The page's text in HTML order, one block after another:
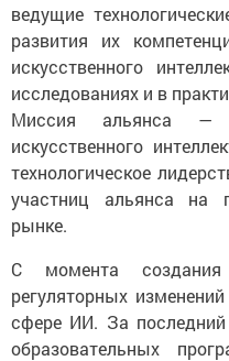
ведущие
развития их
искусственного
исследованиях и в
Миссия альянса —
искусственного
технологическое
участниц альянса на
рынке.
С момента
регуляторных
сфере ИИ. За
образовательных